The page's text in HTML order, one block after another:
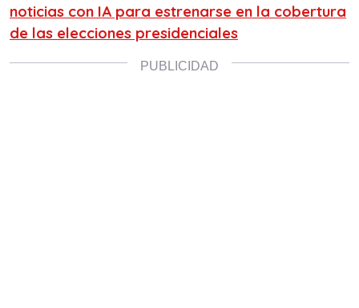
noticias con IA para estrenarse en la cobertura
de las elecciones presidenciales